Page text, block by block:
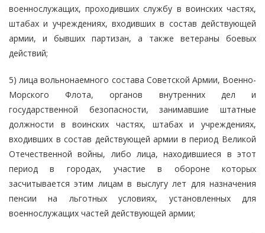
военнослужащих, проходивших службу в воинских частях,
штабах и учреждениях, входивших в состав действующей
армии, и бывших партизан, а также ветераны боевых
действий;
5) лица вольнонаемного состава Советской Армии, Военно-
Морского Флота, органов внутренних дел и
государственной безопасности, занимавшие штатные
должности в воинских частях, штабах и учреждениях,
входивших в состав действующей армии в период Великой
Отечественной войны, либо лица, находившиеся в этот
период в городах, участие в обороне которых
засчитывается этим лицам в выслугу лет для назначения
пенсии на льготных условиях, установленных для
военнослужащих частей действующей армии;